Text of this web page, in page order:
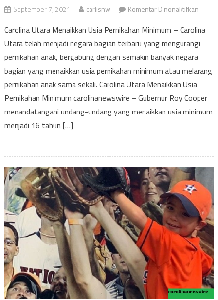
September 7, 2021 carlisnw Komentar Dinonaktifkanpada
Utara
Usia
Carolina Utara Menaikkan Usia Pernikahan Minimum – Carolina
Utara telah menjadi negara bagian terbaru yang mengurangi
pernikahan anak, bergabung dengan semakin banyak negara
bagian yang menaikkan usia pernikahan minimum atau melarang
pernikahan anak sama sekali. Carolina Utara Menaikkan Usia
Pernikahan Minimum carolinanewswire – Gubernur Roy Cooper
menandatangani undang-undang yang menaikkan usia minimum
menjadi 16 tahun […]